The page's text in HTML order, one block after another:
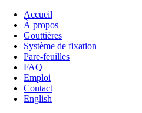
Accueil
À propos
Gouttières
Système de fixation
Pare-feuilles
FAQ
Emploi
Contact
English